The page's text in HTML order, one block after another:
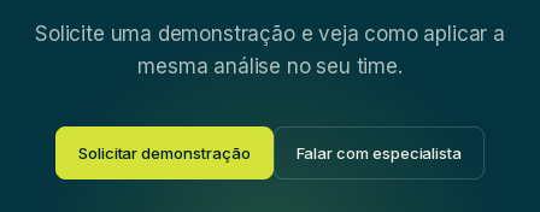
Solicite uma demonstração e veja como aplicar a
mesma análise no seu time.
Solicitar demonstração Falar com especialista